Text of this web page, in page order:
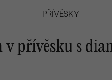
PŘÍVĚSKY
v přívěsku s